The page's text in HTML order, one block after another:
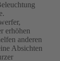
erhöhen
anderen
Absichten